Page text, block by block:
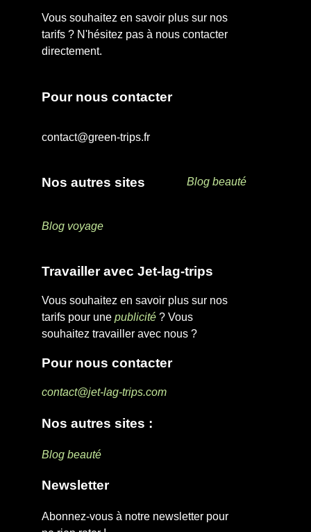
Vous souhaitez en savoir plus sur nos
tarifs ? N'hésitez pas à nous contacter
directement.
Pour nous contacter
contact@green-trips.fr
Nos autres sites Blog beauté
Blog voyage
Travailler avec Jet-lag-trips
Vous souhaitez en savoir plus sur nos
tarifs pour une publicité ? Vous
souhaitez travailler avec nous ?
Pour nous contacter
contact@jet-lag-trips.com
Nos autres sites :
Blog beauté
Newsletter
Abonnez-vous à notre newsletter pour